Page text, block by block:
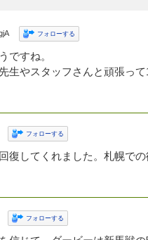
フォローする
ですね。
生やスタッフさんと頑張っ
フォローする
復してくれました。札幌で
フォローする